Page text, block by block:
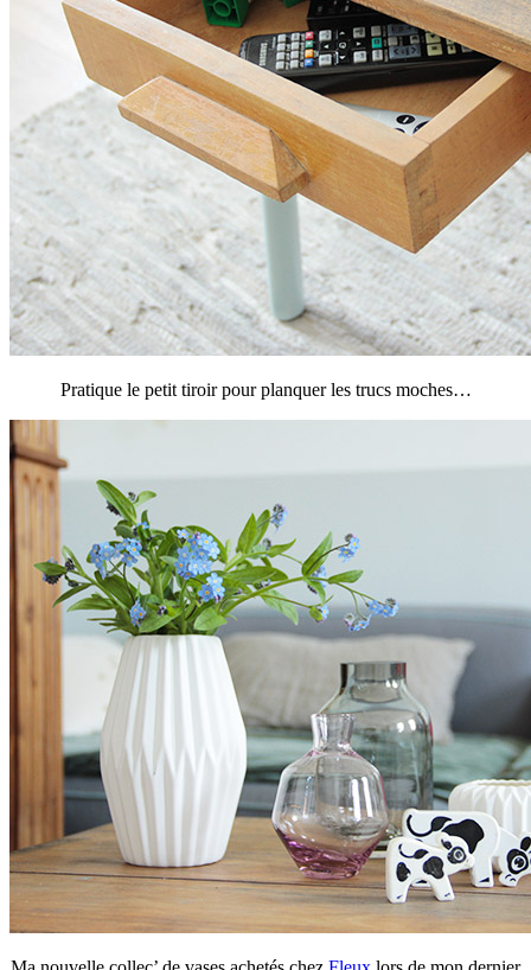
Pratique le petit tiroir pour planquer les trucs moches…